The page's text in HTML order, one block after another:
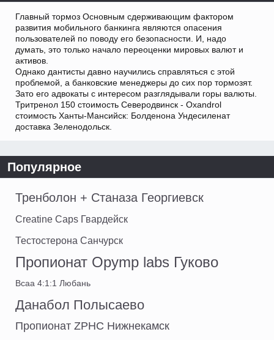
Главный тормоз Основным сдерживающим фактором
развития мобильного банкинга являются опасения
пользователей по поводу его безопасности. И, надо
думать, это только начало переоценки мировых валют и
активов.
Однако дантисты давно научились справляться с этой
проблемой, а банковские менеджеры до сих пор тормозят.
Зато его адвокаты с интересом разглядывали горы валюты.
Тритренол 150 стоимость Северодвинск - Oxandrol
стоимость Ханты-Мансийск: Болденона Ундесиленат
доставка Зеленодольск.
Популярное
Тренболон + Станаза Георгиевск
Creatine Caps Гвардейск
Тестостерона Санчурск
Пропионат Opymp labs Гуково
Bcaa 4:1:1 Любань
Данабол Полысаево
Пропионат ZPHC Нижнекамск